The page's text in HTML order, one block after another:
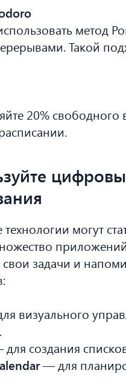
метод
Такой
20%
могут
свои задачи и
визуального
создания
— для